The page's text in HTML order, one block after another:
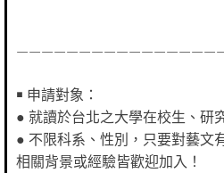
￭ 申請對象：
● 就讀於台北之大學在校生、研
● 不限科系、性別，只要對藝文
相關背景或經驗皆歡迎加入！